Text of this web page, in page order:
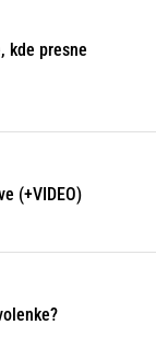
kde presne
(+VIDEO)